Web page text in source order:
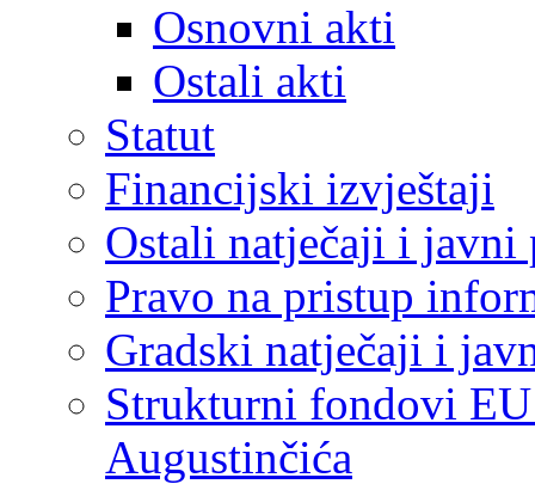
Osnovni akti
Ostali akti
Statut
Financijski izvještaji
Ostali natječaji i javni
Pravo na pristup
Gradski natječaji i
Strukturni fondovi
Augustinčića